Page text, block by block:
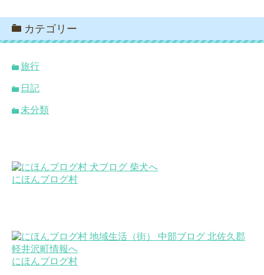
カテゴリー
旅行
日記
未分類
にほんブログ村
にほんブログ村